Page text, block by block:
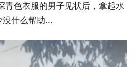
色衣服的男子见状后，拿起水
没什么帮助...